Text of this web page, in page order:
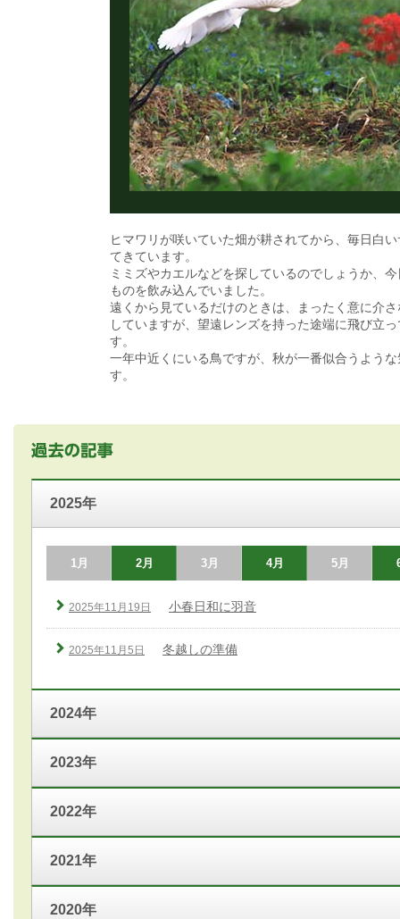
ヒマワリが咲いていた畑が耕されてから、毎日白
てきています。
ミミズやカエルなどを探しているのでしょうか、
ものを飲み込んでいました。
遠くから見ているだけのときは、まったく意に介
していますが、望遠レンズを持った途端に飛び立
す。
一年中近くにいる鳥ですが、秋が一番似合うよう
す。
2025年
1月 2月 3月 4月 5月
2025年11月19日 小春日和に羽音
2025年11月5日 冬越しの準備
2024年
2023年
2022年
2021年
2020年